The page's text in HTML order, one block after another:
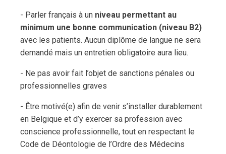
- Parler français à un niveau permettant au
minimum une bonne communication (niveau B2)
avec les patients. Aucun diplôme de langue ne sera
demandé mais un entretien obligatoire aura lieu.
- Ne pas avoir fait l’objet de sanctions pénales ou
professionnelles graves
- Être motivé(e) afin de venir s’installer durablement
en Belgique et d’y exercer sa profession avec
conscience professionnelle, tout en respectant le
Code de Déontologie de l’Ordre des Médecins